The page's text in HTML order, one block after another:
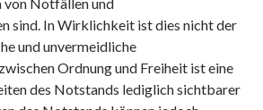
sind. In Wirklichkeit ist dies nicht der
und unvermeidliche
Ordnung und Freiheit ist eine
des Notstands lediglich sichtbarer